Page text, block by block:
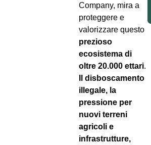
Company, mira a
proteggere e
valorizzare questo
prezioso
ecosistema di
oltre 20.000 ettari.
Il disboscamento
illegale, la
pressione per
nuovi terreni
agricoli e
infrastrutture,